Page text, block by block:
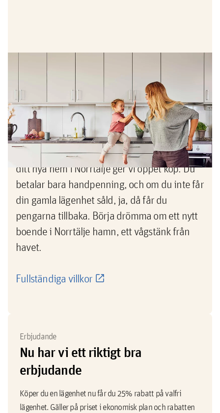
Erbjudande
Köp nu, sälj sedan -pengarna
tillbaka om du inte lyckas sälja din
gamla bostad
Nu vågar du köpa innan du sålt! När du köper
ditt nya hem i Norrtälje ger vi öppet köp. Du
betalar bara handpenning, och om du inte får
din gamla lägenhet såld, ja, då får du
pengarna tillbaka. Börja drömma om ett nytt
boende i Norrtälje hamn, ett vågstänk från
havet.
Fullständiga villkor
Erbjudande
Nu har vi ett riktigt bra
erbjudande
Köper du en lägenhet nu får du 25% rabatt på valfri
lägenhet. Gäller på priset i ekonomisk plan och rabatten